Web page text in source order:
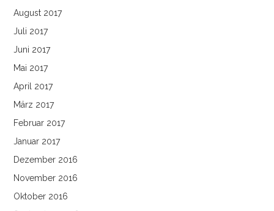
August 2017
Juli 2017
Juni 2017
Mai 2017
April 2017
März 2017
Februar 2017
Januar 2017
Dezember 2016
November 2016
Oktober 2016